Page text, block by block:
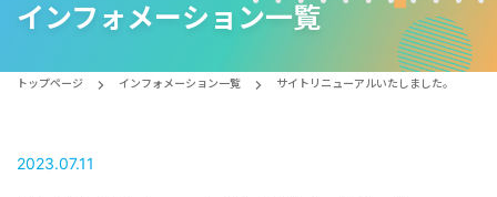
インフォメーション一覧
トップページ インフォメーション一覧 サイトリニューアルいたしました。
2023.07.11